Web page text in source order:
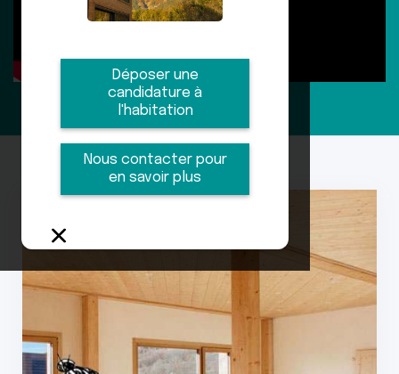
Déposer une
candidature à
l'habitation
Nous contacter pour
en savoir plus